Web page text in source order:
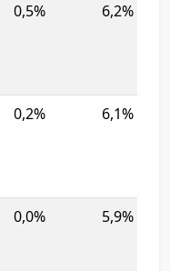
0,5% 6,2%
0,2% 6,1%
0,0% 5,9%